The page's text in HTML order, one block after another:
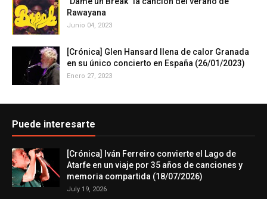
Rawayana
Junio 04, 2023
[Crónica] Glen Hansard llena de calor Granada
en su único concierto en España (26/01/2023)
Enero 27, 2023
Puede interesarte
[Crónica] Iván Ferreiro convierte el Lago de
Atarfe en un viaje por 35 años de canciones y
memoria compartida (18/07/2026)
July 19, 2026